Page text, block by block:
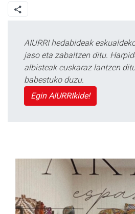
AIURRI hedabideak
jaso eta zabaltzen ditu.
albisteak euskaraz lantzen
babestuko duzu.
Egin AIURRIkide!